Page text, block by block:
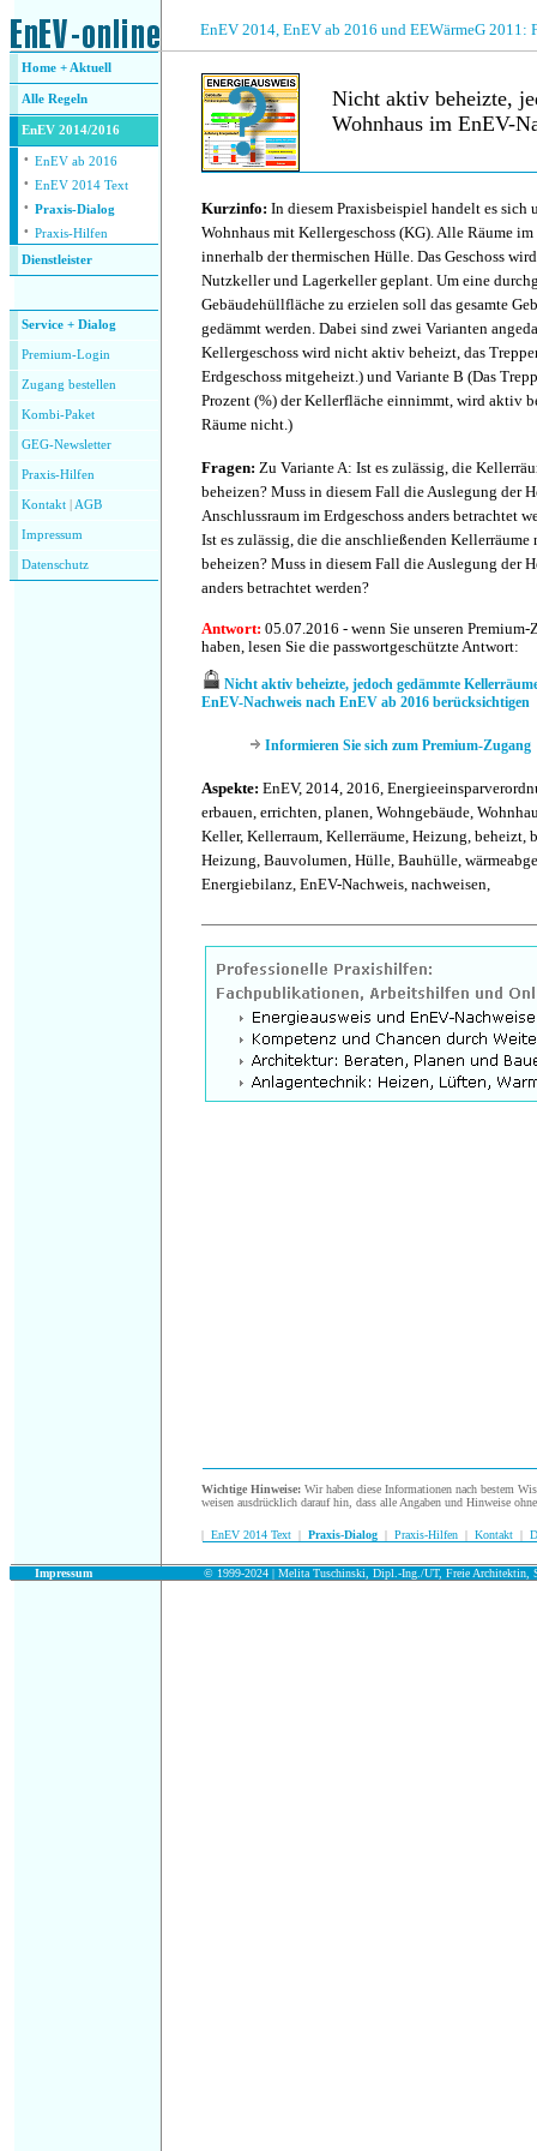
EnEV 2014, EnEV ab 2016 und EEWärmeG 2011:
Home + Aktuell
Alle Regeln
EnEV 2014/2016
· EnEV ab 2016
· EnEV 2014 Text
· Praxis-Dialog
· Praxis-Hilfen
Dienstleister
Service + Dialog
Premium-Login
Zugang bestellen
Kombi-Paket
GEG-Newsletter
Praxis-Hilfen
Kontakt AGB
Impressum
Datenschutz
Nicht aktiv beheizte,
Wohnhaus im EnEV-
Kurzinfo: In diesem Praxisbeispiel handelt es sich
Wohnhaus mit Kellergeschoss (KG). Alle Räume
innerhalb der thermischen Hülle. Das Geschoss
Nutzkeller und Lagerkeller geplant. Um eine
Gebäudehüllfläche zu erzielen soll das gesamte
gedämmt werden. Dabei sind zwei Varianten
Kellergeschoss wird nicht aktiv beheizt, das
Erdgeschoss mitgeheizt.) und Variante B (Das
Prozent (%) der Kellerfläche einnimmt, wird aktiv
Räume nicht.)
Fragen: Zu Variante A: Ist es zulässig, die
beheizen? Muss in diesem Fall die Auslegung der
Anschlussraum im Erdgeschoss anders betrachtet
Ist es zulässig, die die anschließenden
beheizen? Muss in diesem Fall die Auslegung der
anders betrachtet werden?
Antwort: 05.07.2016 - wenn Sie unseren
haben, lesen Sie die passwortgeschützte Antwort:
Nicht aktiv beheizte, jedoch gedämmte
EnEV-Nachweis nach EnEV ab 2016 berücksichtigen
Informieren Sie sich zum Premium-Zugang
Aspekte: EnEV, 2014, 2016,
erbauen, errichten, planen, Wohngebäude,
Keller, Kellerraum, Kellerräume, Heizung, beheizt,
Heizung, Bauvolumen, Hülle, Bauhülle,
Energiebilanz, EnEV-Nachweis, nachweisen,
Wichtige Hinweise: Wir haben diese Informationen nach bestem
weisen ausdrücklich darauf hin, dass alle Angaben und Hinweise
| EnEV 2014 Text | Praxis-Dialog | Praxis-Hilfen | Kontakt |
Impressum © 1999-2024 | Melita Tuschinski, Dipl.-Ing./UT, Freie Architektin,